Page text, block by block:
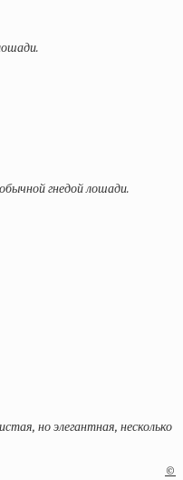
гнедой лошади.
но элегантная, несколько
©